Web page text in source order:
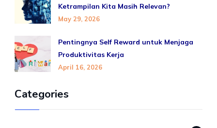
Ketrampilan Kita Masih Relevan?
May 29, 2026
Pentingnya Self Reward untuk Menjaga
Produktivitas Kerja
April 16, 2026
Categories